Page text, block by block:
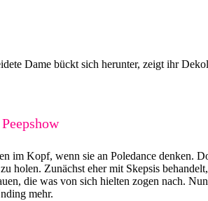
Dame bückt sich herunter, zeigt ihr
im Kopf, wenn sie an Poledance denken.
holen. Zunächst eher mit Skepsis
die was von sich hielten zogen nach.
mehr.